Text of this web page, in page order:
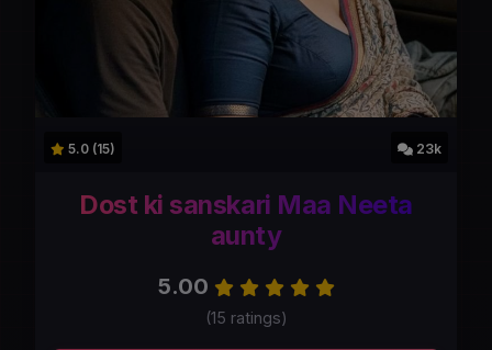
5.0 (15) 23k
Dost ki sanskari Maa Neeta
aunty
5.00
(15 ratings)